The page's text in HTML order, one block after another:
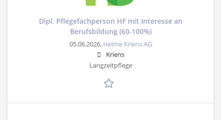
Dipl. Pflegefachperson HF mit Interesse an
Berufsbildung (60-100%)
05.06.2026, Heime Kriens AG
Kriens
Langzeitpflege